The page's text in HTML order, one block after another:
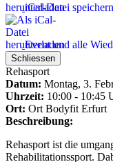
iCal-Datei speichern
Event und alle
Schliessen
Rehasport
Datum: Montag, 3.
Uhrzeit: 10:00 - 10:45
Ort: Ort Bodyfit Erfurt
Beschreibung:
Rehasport ist die
Rehabilitationssport.